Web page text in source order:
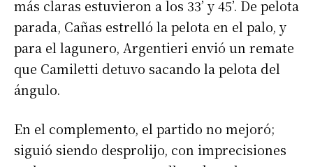
más claras estuvieron a los 33’ y 45’. De pelota
parada, Cañas estrelló la pelota en el palo, y
para el lagunero, Argentieri envió un remate
que Camiletti detuvo sacando la pelota del
ángulo.
En el complemento, el partido no mejoró;
siguió siendo desprolijo, con imprecisiones